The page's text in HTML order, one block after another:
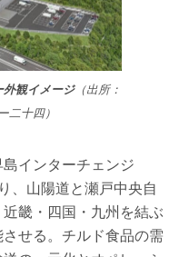
観イメージ（出所：
二十四）
インターチェンジ
、山陽道と瀬戸中央自
畿・四国・九州を結ぶ
せる。チルド食品の需